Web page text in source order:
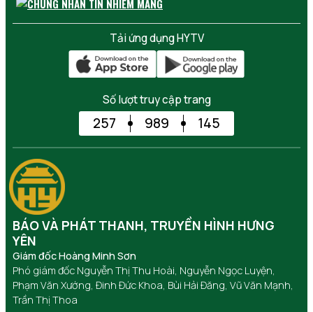
Tải ứng dụng HYTV
Số lượt truy cập trang
257 989 145
BÁO VÀ PHÁT THANH, TRUYỀN HÌNH HƯNG
YÊN
Giám đốc Hoàng Minh Sơn
Phó giám đốc Nguyễn Thị Thu Hoài, Nguyễn Ngọc Luyện,
Phạm Văn Xướng, Đinh Đức Khoa, Bùi Hải Đăng, Vũ Văn Mạnh,
Trần Thị Thoa